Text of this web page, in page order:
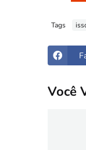
Tags
Você